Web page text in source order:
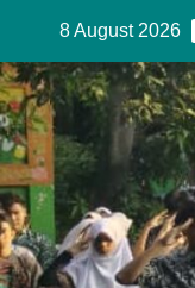
8 August 2026